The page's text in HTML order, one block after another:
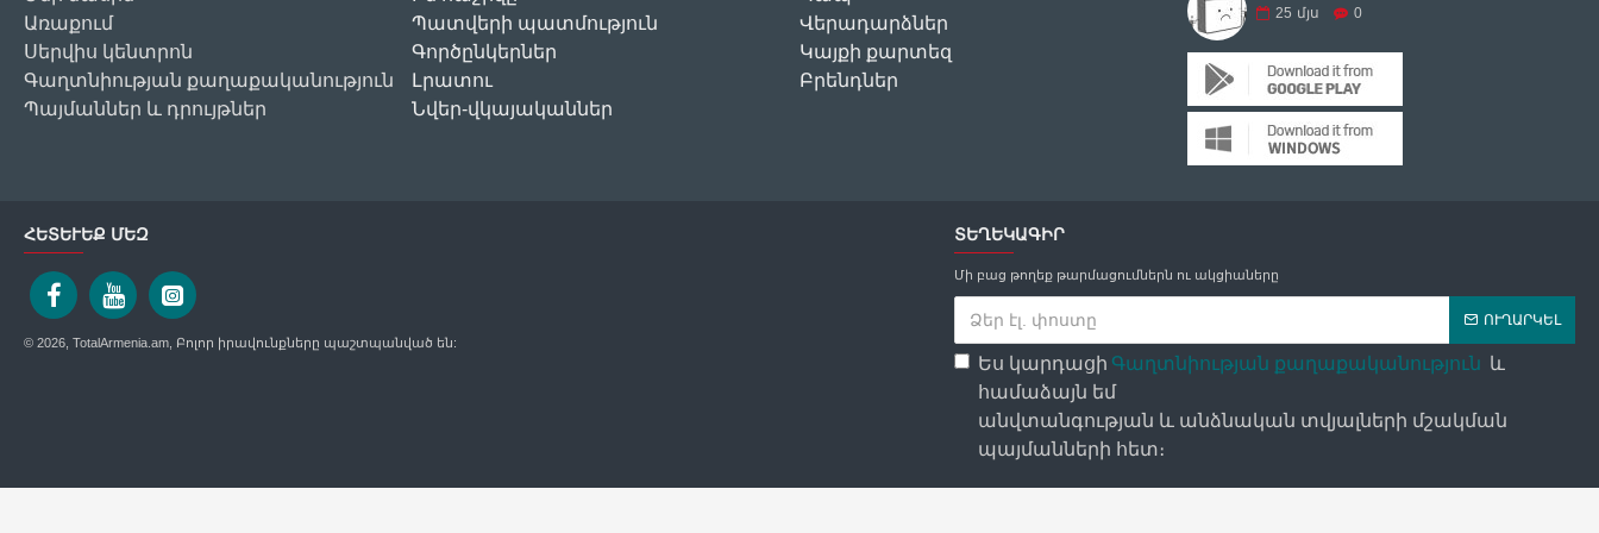
Առաքում
Սերվիս կենտրոն
Գաղտնիության քաղաքականություն
Պայմաններ և դրույթներ
Պատվերի պատմություն
Գործընկերներ
Լրատու
Նվեր-վկայականներ
Վերադարձներ
Կայքի քարտեզ
Բրենդներ
25 մյս 0
ՀԵՏԵՒԵՔ ՄԵԶ
© 2026, TotalArmenia.am, Բոլոր իրավունքները պաշտպանված են:
ՏԵՂԵԿԱԳԻՐ
Մի բաց թողեք թարմացումներն ու ակցիաները
ՈՒՂԱՐԿԵԼ
Ես կարդացի Գաղտնիության քաղաքականություն և
համաձայն եմ
անվտանգության և անձնական տվյալների մշակման
պայմանների հետ։